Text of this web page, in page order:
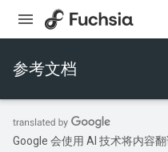
参考文档
Google 会使用 AI 技术将内容